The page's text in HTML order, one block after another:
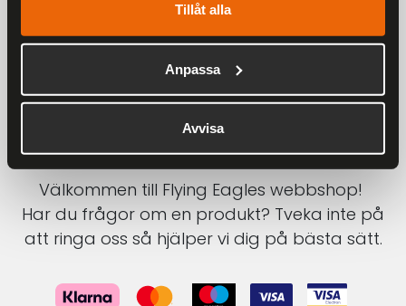
Tillåt alla
Anpassa
Avvisa
Välkommen till Flying Eagles webbshop!
Har du frågor om en produkt? Tveka inte på
att ringa oss så hjälper vi dig på bästa sätt.